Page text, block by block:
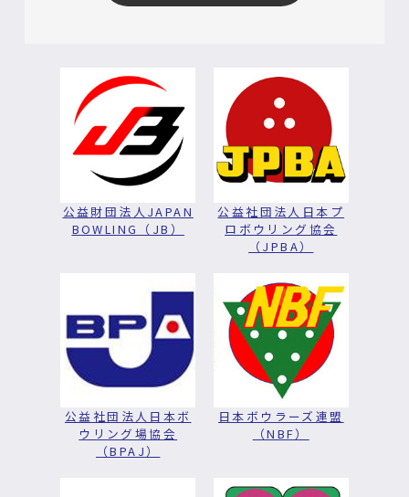
公益財団法人JAPAN
BOWLING（JB）
公益社団法人日本プ
ロボウリング協会
（JPBA）
公益社団法人日本ボ
ウリング場協会
（BPAJ）
日本ボウラーズ連盟
（NBF）